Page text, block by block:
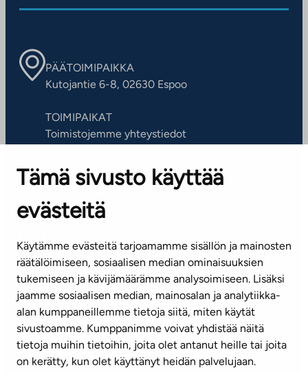
Tämä sivusto käyttää
evästeitä
Käytämme evästeitä tarjoamamme sisällön ja mainosten
räätälöimiseen, sosiaalisen median ominaisuuksien
tukemiseen ja kävijämäärämme analysoimiseen. Lisäksi
jaamme sosiaalisen median, mainosalan ja analytiikka-
alan kumppaneillemme tietoja siitä, miten käytät
sivustoamme. Kumppanimme voivat yhdistää näitä
tietoja muihin tietoihin, joita olet antanut heille tai joita
on kerätty, kun olet käyttänyt heidän palvelujaan.
PÄÄTOIMIPAIKKA
Kutojantie 6-8, 02630 Espoo
TOIMIPAIKAT
Toimistojemme yhteystiedot
ASIAKASPALVELUKESKUS
Puh. 045 7734 3777
(arkisin klo 8-16)
info@ta.fi
Tilaa uutiskirje
Mediapankki